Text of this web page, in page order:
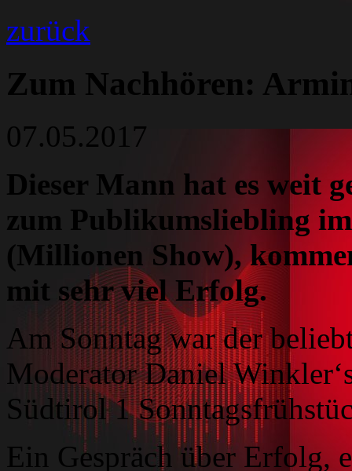
zurück
Zum Nachhören:
07.05.2017
Dieser Mann hat es weit
zum Publikumsliebling
(Millionen Show),
mit sehr viel Erfolg.
Am Sonntag war der
Moderator Daniel
Südtirol 1
Ein Gespräch über Erfolg,